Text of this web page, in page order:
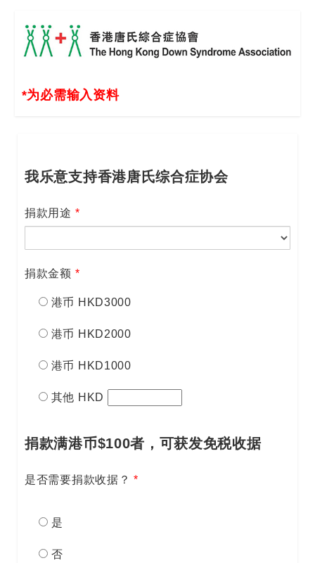
*为必需输入资料
我乐意支持香港唐氏综合症协会
捐款用途 *
捐款金额 *
港币 HKD3000
港币 HKD2000
港币 HKD1000
其他 HKD
捐款满港币$100者，可获发免税收据
是否需要捐款收据？ *
是
否